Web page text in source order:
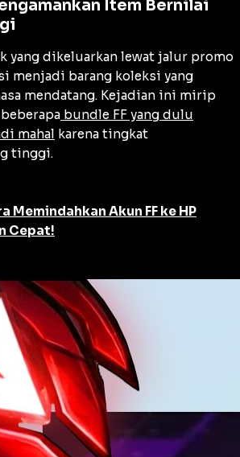
Item Bernilai
yang dikeluarkan lewat jalur promo
menjadi barang koleksi yang
mendatang. Kejadian ini mirip
bundle FF yang dulu
mahal karena tingkat
tinggi.
Memindahkan Akun FF ke HP
Cepat!